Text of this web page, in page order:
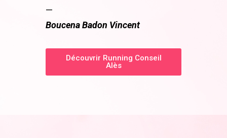
—
Boucena Badon Vincent
Découvrir Running Conseil
Alès